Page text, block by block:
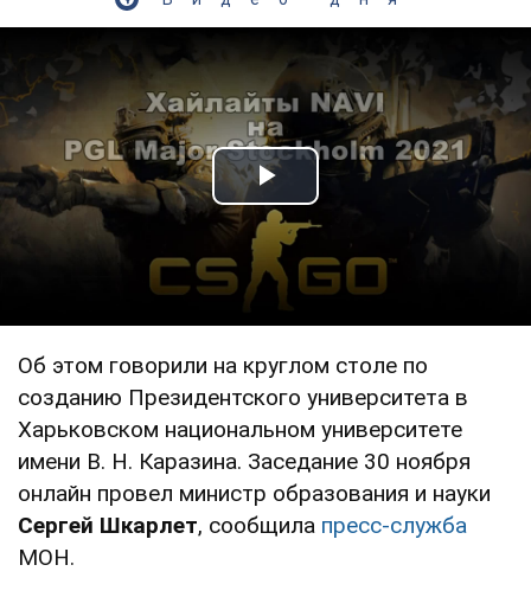
Play Video
Об этом говорили на круглом столе по
созданию Президентского университета в
Харьковском национальном университете
имени В. Н. Каразина. Заседание 30 ноября
онлайн провел министр образования и науки
Сергей Шкарлет, сообщила пресс-служба
МОН.